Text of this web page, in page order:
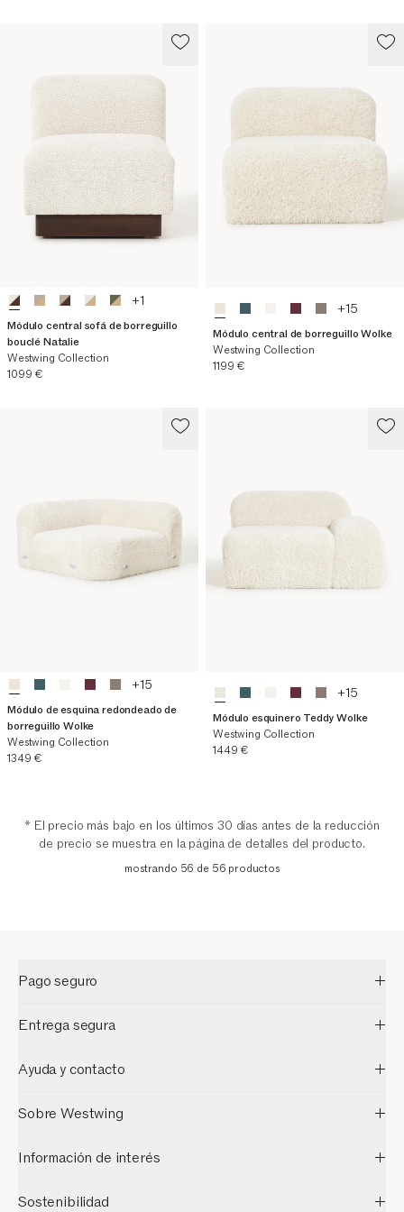
+1
Módulo central sofá de borreguillo
bouclé Natalie
Westwing Collection
Precio actual
1099 €
+15
Módulo central de borreguillo Wolke
Westwing Collection
Precio actual
1199 €
+15
Módulo de esquina redondeado de
borreguillo Wolke
Westwing Collection
Precio actual
1349 €
+15
Módulo esquinero Teddy Wolke
Westwing Collection
Precio actual
1449 €
* El precio más bajo en los últimos 30 días antes de la reducción
de precio se muestra en la página de detalles del producto.
mostrando 56 de 56 productos
Pago seguro
Entrega segura
Ayuda y contacto
Sobre Westwing
Información de interés
Sostenibilidad